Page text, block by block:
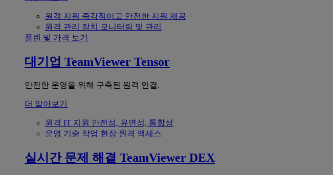
원격 지원 즉각적이고 안전한 지원 제공
원격 관리 장치 모니터링 및 관리
플랜 및 가격 보기
대기업 TeamViewer Tensor
안전한 운영을 위해 구축된 원격 연결.
더 알아보기
원격 IT 지원 안전성, 유연성, 통합성
운영 기술 작업 현장 원격 액세스
실시간 문제 해결 TeamViewer DEX